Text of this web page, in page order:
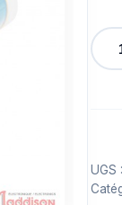
de
-
UGS :